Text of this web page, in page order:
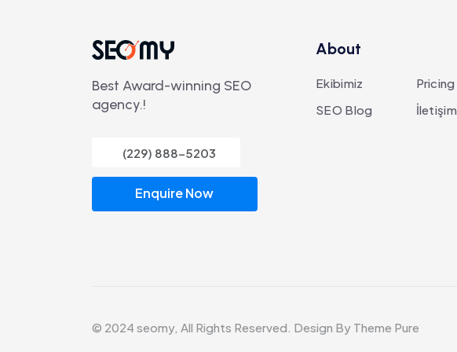
Best Award-winning SEO
agency.!
(229) 888-5203
Enquire Now
About
Ekibimiz
Pricing
SEO Blog
İletişim
© 2024 seomy, All Rights Reserved. Design By Theme Pure